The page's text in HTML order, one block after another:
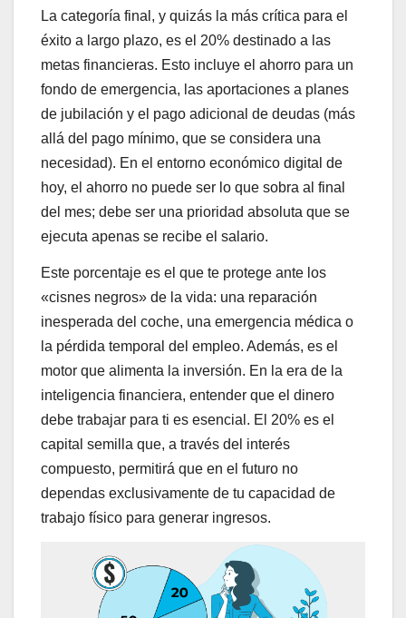
La categoría final, y quizás la más crítica para el
éxito a largo plazo, es el 20% destinado a las
metas financieras. Esto incluye el ahorro para un
fondo de emergencia, las aportaciones a planes
de jubilación y el pago adicional de deudas (más
allá del pago mínimo, que se considera una
necesidad). En el entorno económico digital de
hoy, el ahorro no puede ser lo que sobra al final
del mes; debe ser una prioridad absoluta que se
ejecuta apenas se recibe el salario.
Este porcentaje es el que te protege ante los
«cisnes negros» de la vida: una reparación
inesperada del coche, una emergencia médica o
la pérdida temporal del empleo. Además, es el
motor que alimenta la inversión. En la era de la
inteligencia financiera, entender que el dinero
debe trabajar para ti es esencial. El 20% es el
capital semilla que, a través del interés
compuesto, permitirá que en el futuro no
dependas exclusivamente de tu capacidad de
trabajo físico para generar ingresos.